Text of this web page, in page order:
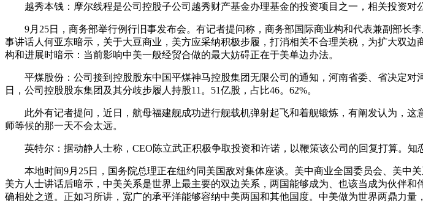
越秀本钱：摩尔线程是公司控股子公司越秀财产基金办理基金的投资项目之一，相关投资对
9月25日，商务部举行例行旧事发布会。有记者提问称，商务部国际商业构和代表兼副部长
事讲话人何亚东暗示，关于大豆商业，美方应采纳积极步履，打消相关不合理关税，为扩大双
构和进展时暗示：当前影响中美一般经贸合做的最大妨碍正在于美单边办法。
平煤股份：公司接到控股股东中国平煤神马控股集团无限公司的通知，河南省委、省决定对
日，公司控股股东集团及其分歧步履人持股11。51亿股，占比46。62%。
此外有记者提问，近日，航母福建舰成功进行舰载机弹射起飞和着舰锻炼，有阐发认为，这
师等候的那一天不会太远。
英特尔：据动静人士称，CEO陈立武正积极争取投资和许诺，以鞭策该公司的回复打算。知
本地时间9月25日，国务院总理正在纽约同美国敌对集体座谈。美中商业全国委员会、美中
美方人士讲话后暗示，中美关系是世界上最主要的双边关系，两国能够成为、也该当成为伙伴
确相处之道。正如习所讲，宽广的承平洋能够容纳中美两国和其他国度。中美做为世界两鼎力